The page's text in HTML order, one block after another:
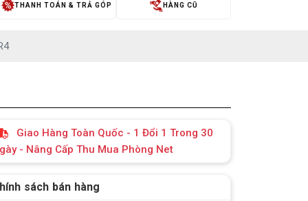
THANH TOÁN & TRẢ GÓP HÀNG CŨ
Giao Hàng Toàn Quốc - 1 Đổi 1 Trong 30
- Nâng Cấp Thu Mua Phòng Net
sách bán hàng